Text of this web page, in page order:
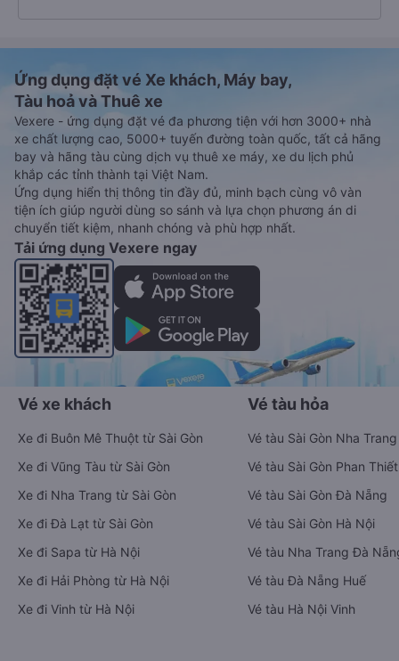
Ứng dụng đặt vé Xe khách, Máy bay,
Tàu hoả và Thuê xe
Vexere - ứng dụng đặt vé đa phương tiện với hơn 3000+ nhà
xe chất lượng cao, 5000+ tuyến đường toàn quốc, tất cả hãng
bay và hãng tàu cùng dịch vụ thuê xe máy, xe du lịch phủ
khắp các tỉnh thành tại Việt Nam.
Ứng dụng hiển thị thông tin đầy đủ, minh bạch cùng vô vàn
tiện ích giúp người dùng so sánh và lựa chọn phương án di
chuyển tiết kiệm, nhanh chóng và phù hợp nhất.
Tải ứng dụng Vexere ngay
Vé xe khách
Xe đi Buôn Mê Thuột từ Sài Gòn
Xe đi Vũng Tàu từ Sài Gòn
Xe đi Nha Trang từ Sài Gòn
Xe đi Đà Lạt từ Sài Gòn
Xe đi Sapa từ Hà Nội
Xe đi Hải Phòng từ Hà Nội
Xe đi Vinh từ Hà Nội
Vé tàu hỏa
Vé tàu Sài Gòn Nha Trang
Vé tàu Sài Gòn Phan Thiết
Vé tàu Sài Gòn Đà Nẵng
Vé tàu Sài Gòn Hà Nội
Vé tàu Nha Trang Đà
Vé tàu Đà Nẵng Huế
Vé tàu Hà Nội Vinh